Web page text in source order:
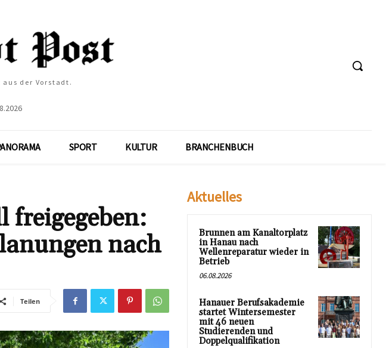
aus der Vorstadt.
SPORT KULTUR BRANCHENBUCH
nach
Teilen
Aktuelles
Brunnen am Kanaltorplatz
in Hanau nach
Wellenreparatur wieder in
Betrieb
06.08.2026
Hanauer Berufsakademie
startet Wintersemester
mit 46 neuen
Studierenden und
Doppelqualifikation